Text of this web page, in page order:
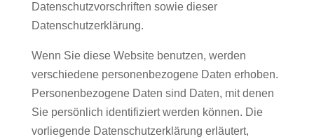
Datenschutzvorschriften sowie dieser
Datenschutzerklärung.
Wenn Sie diese Website benutzen, werden
verschiedene personenbezogene Daten erhoben.
Personenbezogene Daten sind Daten, mit denen
Sie persönlich identifiziert werden können. Die
vorliegende Datenschutzerklärung erläutert,